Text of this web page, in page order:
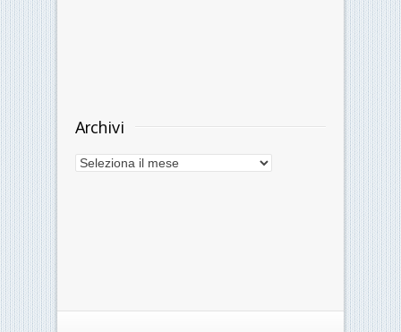
Archivi
Archivi